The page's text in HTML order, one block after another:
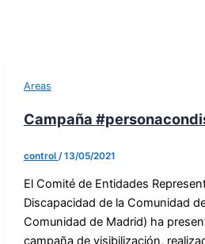
Areas
Campaña
control /13/05/2021
El Comité de Entidades
Discapacidad de la Comunidad
Comunidad de Madrid) ha